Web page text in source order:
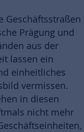
Geschäftsstraßen
Prägung und
aus der
lassen ein
einheitliches
vermissen.
in diesen
nicht mehr